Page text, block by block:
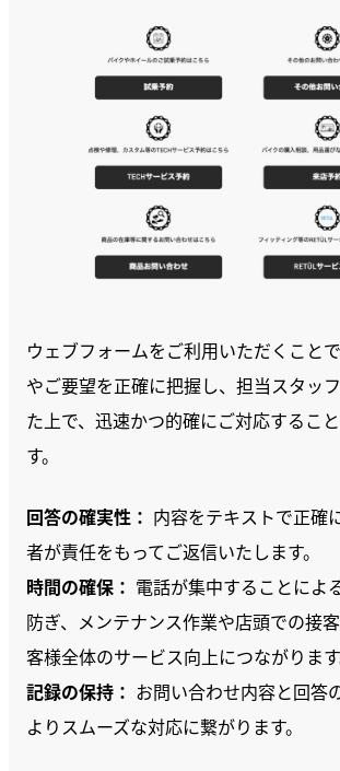
ウェブフォームをご利用いただくこと
やご要望を正確に把握し、担当スタッ
た上で、迅速かつ的確にご対応するこ
す。
回答の確実性： 内容をテキストで正確
者が責任をもってご返信いたします。
時間の確保： 電話が集中することによ
防ぎ、メンテナンス作業や店頭での接
客様全体のサービス向上につながります
記録の保持： お問い合わせ内容と回答
よりスムーズな対応に繋がります。